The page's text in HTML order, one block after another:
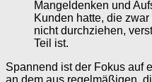
Mangeldenken und
Kunden hatte, die
nicht durchziehen,
Teil ist.
Spannend ist der Fokus auf